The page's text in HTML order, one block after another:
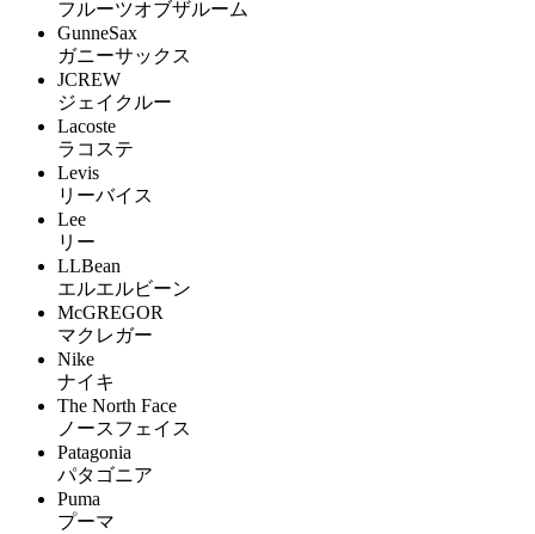
フルーツオブザルーム
GunneSax
ガニーサックス
JCREW
ジェイクルー
Lacoste
ラコステ
Levis
リーバイス
Lee
リー
LLBean
エルエルビーン
McGREGOR
マクレガー
Nike
ナイキ
The North Face
ノースフェイス
Patagonia
パタゴニア
Puma
プーマ